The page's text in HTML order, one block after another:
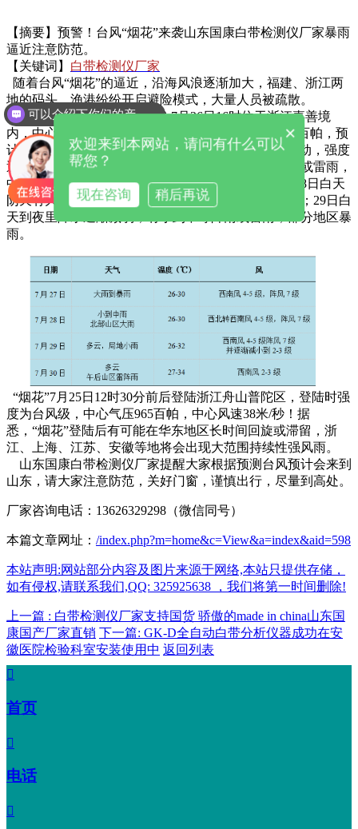
【摘要】预警！台风“烟花”来袭山东国康白带检测仪厂家暴雨
逼近注意防范。
【关键词】 白带检测仪厂家
随着台风“烟花”的逼近，沿海风浪逐渐加大，福建、浙江两
地的码头、渔港纷纷开启避险模式，大量人员被疏散。
今年第6号台风“烟花”的中心7月26日16时位于浙江嘉善境
内，中心附近风力10级（25米/秒），中心气压为980百帕，预
计“烟花”将以每小时10公里左右的速度向西北方向移动，强度
逐渐减弱。预计今天夜里到明天白天阴天有中等阵雨或雷雨，
中东部部分地区暴雨，局部大暴雨；明天夜里到7月28日白天
阴天有大雨到暴雨，部分地区大暴雨，局部特大暴雨；29日白
天到夜里降水逐渐减弱，有小到中等阵雨或雷雨，部分地区暴
雨。
“烟花”7月25日12时30分前后登陆浙江舟山普陀区，登陆时强
度为台风级，中心气压965百帕，中心风速38米/秒！据
悉，“烟花”登陆后有可能在华东地区长时间回旋或滞留，浙
江、上海、江苏、安徽等地将会出现大范围持续性强风雨。
山东国康白带检测仪厂家提醒大家根据预测台风预计会来到
山东，请大家注意防范，关好门窗，谨慎出行，尽量到高处。
厂家咨询电话：13626329298（微信同号）
本篇文章网址： /index.php?m=home&c=View&a=index&aid=598
本站声明:网站部分内容及图片来源于网络,本站只提供存储，
如有侵权,请联系我们,QQ: 325925638 ，我们将第一时间删除!
上一篇 : 白带检测仪厂家支持国货 骄傲的made in china山东国
康国产厂家直销 下一篇: GK-D全自动白带分析仪器成功在安
徽医院检验科室安装使用中 返回列表

首页

电话

可以介绍下你们的产品么
×
欢迎来到本网站，请问有什么可以
帮您？
现在咨询 稍后再说